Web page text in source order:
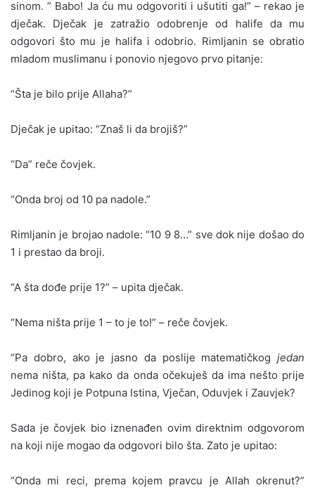
sinom. ” Babo! Ja ću mu odgovoriti i ušutiti ga!” – rekao je
dječak. Dječak je zatražio odobrenje od halife da mu
odgovori što mu je halifa i odobrio. Rimljanin se obratio
mladom muslimanu i ponovio njegovo prvo pitanje:
“Šta je bilo prije Allaha?”
Dječak je upitao: “Znaš li da brojiš?”
“Da” reče čovjek.
“Onda broj od 10 pa nadole.”
Rimljanin je brojao nadole: “10 9 8…” sve dok nije došao do
1 i prestao da broji.
“A šta dođe prije 1?” – upita dječak.
“Nema ništa prije 1 – to je to!” – reče čovjek.
“Pa dobro, ako je jasno da poslije matematičkog jedan
nema ništa, pa kako da onda očekuješ da ima nešto prije
Jedinog koji je Potpuna Istina, Vječan, Oduvjek i Zauvjek?
Sada je čovjek bio iznenađen ovim direktnim odgovorom
na koji nije mogao da odgovori bilo šta. Zato je upitao:
“Onda mi reci, prema kojem pravcu je Allah okrenut?”